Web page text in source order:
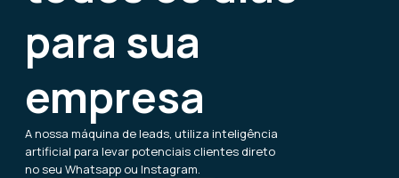
para sua
empresa
A nossa máquina de leads, utiliza inteligência
artificial para levar potenciais clientes direto
no seu Whatsapp ou Instagram.